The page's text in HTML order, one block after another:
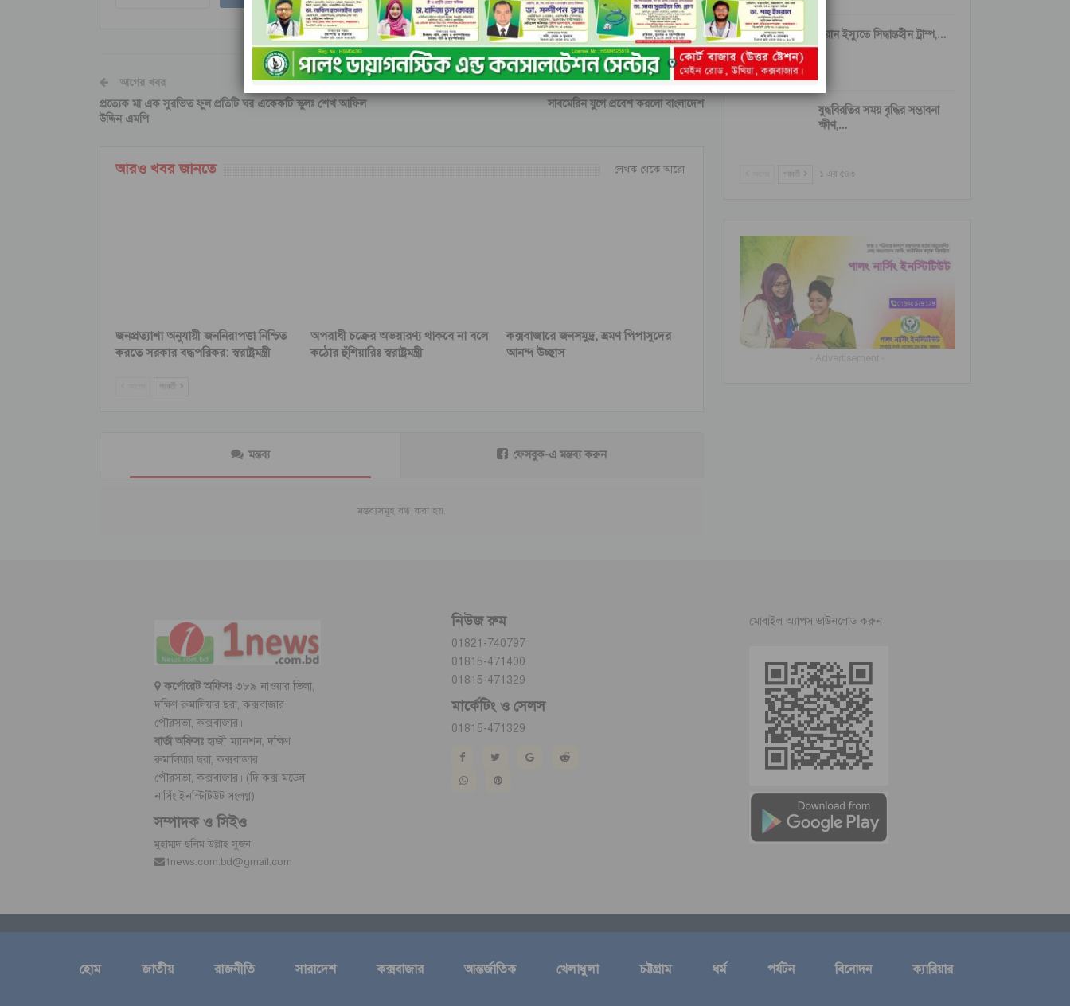
আগের খবর
প্রত্যেক মা এক সুরভিত ফুল প্রতিটি ঘর একেকটি স্কুলঃ শেখ আফিল
উদ্দিন এমপি
পরের খবর
সাবমেরিন যুগে প্রবেশ করলো বাংলাদেশ
আরও খবর জানতে লেখক থেকে আরো
জনপ্রত্যাশা অনুযায়ী জননিরাপত্তা নিশ্চিত
করতে সরকার বদ্ধপরিকর: স্বরাষ্ট্রমন্ত্রী
অপরাধী চক্রের অভয়ারণ্য থাকবে না বলে
কঠোর হুঁশিয়ারিঃ স্বরাষ্ট্রমন্ত্রী
কক্সবাজারে জনসমুদ্র, ভ্রমণ পিপাসুদের
আনন্দ উচ্ছ্বাস
পরবর্তী
মন্তব্য ফেসবুক-এ মন্তব্য করুন
মন্তব্যসমূহ বন্ধ করা হয়.
ইরান ইস্যুতে সিদ্ধান্তহীন ট্রাম্প,…
যুদ্ধবিরতির সময় বৃদ্ধির সম্ভাবনা
ক্ষীণ,…
পরবর্তী ১ এর ৫৪৩
কর্পোরেট অফিসঃ ৩৮৯ নাওয়ার ভিলা,
দক্ষিণ রুমালিয়ার ছরা, কক্সবাজার
পৌরসভা, কক্সবাজার।
বার্তা অফিসঃহাজী ম্যানশন, দক্ষিণ
রুমালিয়ার ছরা, কক্সবাজার
পৌরসভা, কক্সবাজার। (দি কক্স মডেল
নার্সিং ইনস্টিটিউট সংলগ্ন)
সম্পাদক ও সিইও
মুহাম্মদ ছলিম উল্লাহ সুজন
1news.com.bd@gmail.com
নিউজ রুম
01821-740797
01815-471400
01815-471329
মার্কেটিং ও সেলস
01815-471329
মোবাইল অ্যাপস ডাউনলোড করুন
হোম জাতীয় রাজনীতি সারাদেশ কক্সবাজার আন্তর্জাতিক খেলাধুলা চট্টগ্রাম ধর্ম পর্যটন বিনোদন ক্যারিয়ার